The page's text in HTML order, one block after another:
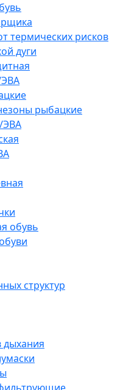
термических рисков
дуги
рыбацкие
ЭВА
обувь
структур
дыхания